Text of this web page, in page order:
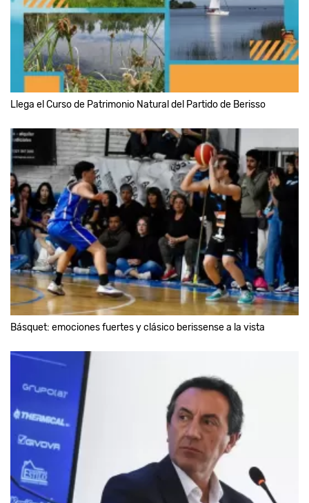
Llega el Curso de Patrimonio Natural del Partido de Berisso
Básquet: emociones fuertes y clásico berissense a la vista